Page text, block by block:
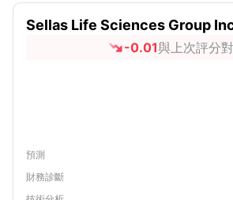
Sellas Life Sciences Group
-0.01與上次評分
預測
財務診斷